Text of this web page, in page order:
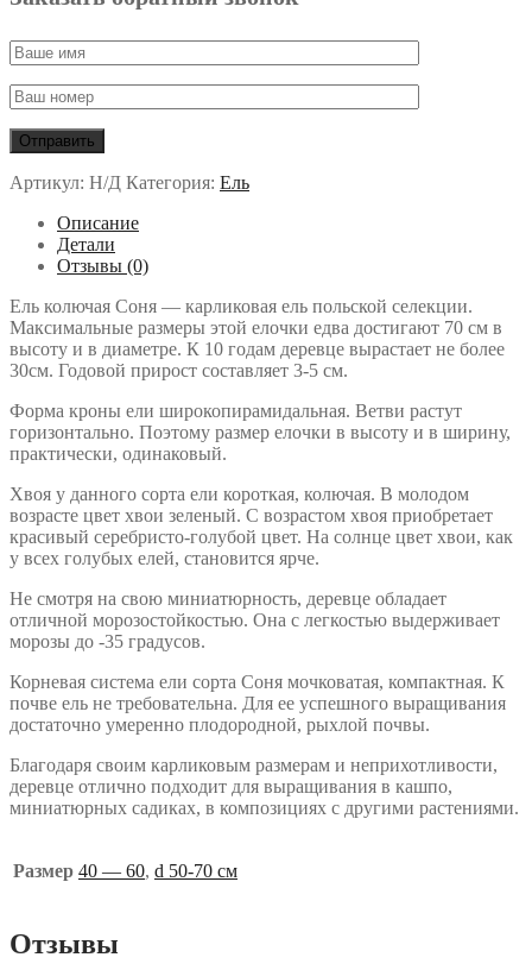
Артикул: Н/Д Категория: Ель
Описание
Детали
Отзывы (0)
Ель колючая Соня — карликовая ель польской селекции.
Максимальные размеры этой елочки едва достигают 70 см в
высоту и в диаметре. К 10 годам деревце вырастает не более
30см. Годовой прирост составляет 3-5 см.
Форма кроны ели широкопирамидальная. Ветви растут
горизонтально. Поэтому размер елочки в высоту и в ширину,
практически, одинаковый.
Хвоя у данного сорта ели короткая, колючая. В молодом
возрасте цвет хвои зеленый. С возрастом хвоя приобретает
красивый серебристо-голубой цвет. На солнце цвет хвои, как
у всех голубых елей, становится ярче.
Не смотря на свою миниатюрность, деревце обладает
отличной морозостойкостью. Она с легкостью выдерживает
морозы до -35 градусов.
Корневая система ели сорта Соня мочковатая, компактная. К
почве ель не требовательна. Для ее успешного выращивания
достаточно умеренно плодородной, рыхлой почвы.
Благодаря своим карликовым размерам и неприхотливости,
деревце отлично подходит для выращивания в кашпо,
миниатюрных садиках, в композициях с другими растениями.
Размер 40 — 60, d 50-70 cм
Отзывы